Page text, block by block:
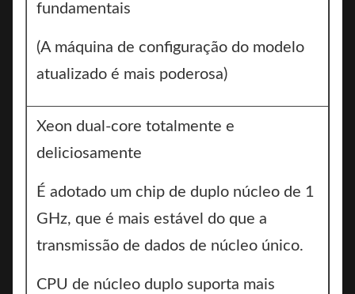
fundamentais
(A máquina de configuração do modelo
atualizado é mais poderosa)
Xeon dual-core totalmente e
deliciosamente
É adotado um chip de duplo núcleo de 1
GHz, que é mais estável do que a
transmissão de dados de núcleo único.
CPU de núcleo duplo suporta mais